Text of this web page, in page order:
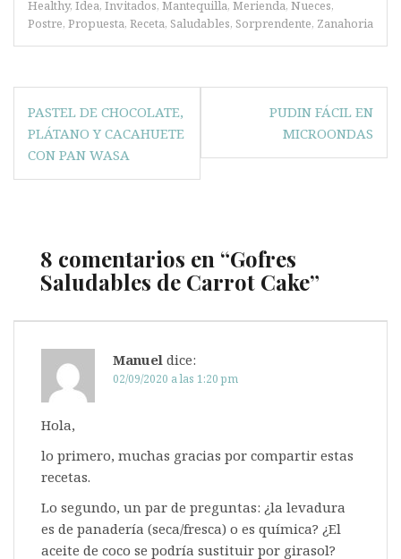
Healthy, Idea, Invitados, Mantequilla, Merienda, Nueces,
Postre, Propuesta, Receta, Saludables, Sorprendente, Zanahoria
Navegación
de
entradas
PASTEL DE CHOCOLATE,
PLÁTANO Y CACAHUETE
CON PAN WASA
PUDIN FÁCIL EN
MICROONDAS
8 comentarios en “Gofres
Saludables de Carrot Cake”
Manuel dice:
02/09/2020 a las 1:20 pm
Hola,
lo primero, muchas gracias por compartir estas
recetas.
Lo segundo, un par de preguntas: ¿la levadura
es de panadería (seca/fresca) o es química? ¿El
aceite de coco se podría sustituir por girasol?